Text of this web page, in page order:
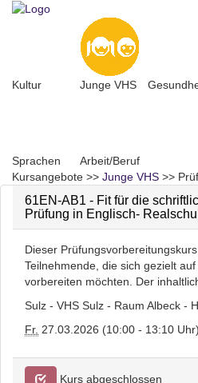
Kultur Junge VHS
Sprachen
Arbeit/Beruf
Kursangebote >> Junge VHS >>
61EN-AB1 - Fit für die
Prüfung in Englisch-
Dieser
Teilnehmende, die sich gezielt
vorbereiten möchten. Der
Sulz - VHS Sulz - Raum Albeck -
Fr. 27.03.2026 (10:00 - 13:10
Kurs abgeschlossen